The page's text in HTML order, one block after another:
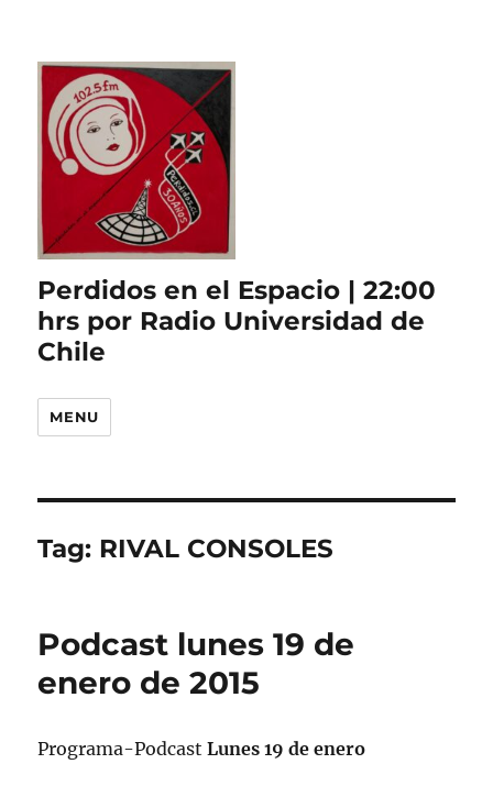
Perdidos en el Espacio | 22:00
hrs por Radio Universidad de
Chile
MENU
Tag: RIVAL CONSOLES
Podcast lunes 19 de
enero de 2015
Programa-PodcastLunes 19 de enero